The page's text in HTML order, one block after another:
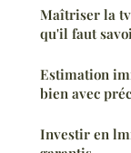
Maîtriser la
qu'il faut
Estimation
bien avec
Investir en